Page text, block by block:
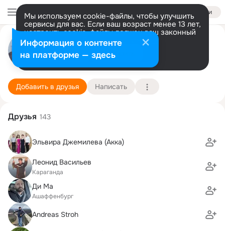
Войти
Мы используем cookie-файлы, чтобы улучшить
сервисы для вас. Если ваш возраст менее 13 лет,
настроить cookie-файлы должен ваш законный
представитель. Больше информации
Разрешить все Настроить
Dima Diehl
Aschaffenburg
25 школа
Подробнее
Добавить в друзья Написать
Друзья 143
Эльвира Джемилева (Акка)
Леонид Васильев
Караганда
Ди Ма
Ашаффенбург
Andreas Stroh
Информация о контенте
на платформе — здесь